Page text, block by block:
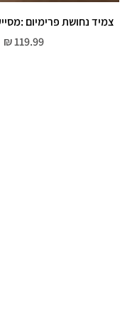
צמיד נחושת פרימיום
מחיר‏119.99 ‏₪